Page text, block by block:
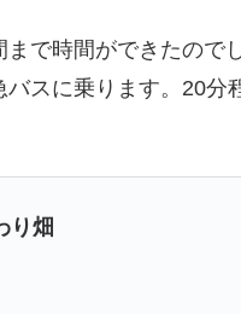
まで時間ができたので
バスに乗ります。20分
り畑